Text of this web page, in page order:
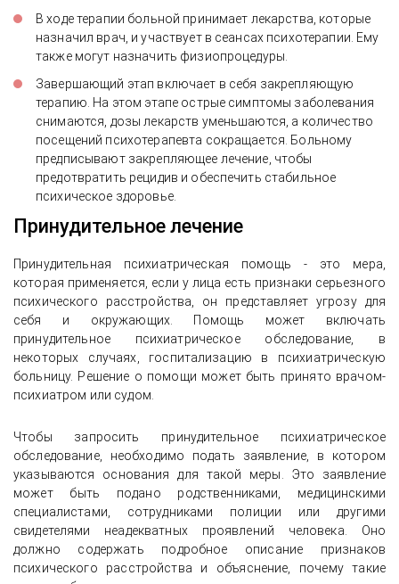
В ходе терапии больной принимает лекарства, которые
назначил врач, и участвует в сеансах психотерапии. Ему
также могут назначить физиопроцедуры.
Завершающий этап включает в себя закрепляющую
терапию. На этом этапе острые симптомы заболевания
снимаются, дозы лекарств уменьшаются, а количество
посещений психотерапевта сокращается. Больному
предписывают закрепляющее лечение, чтобы
предотвратить рецидив и обеспечить стабильное
психическое здоровье.
Принудительное лечение
Принудительная психиатрическая помощь - это мера,
которая применяется, если у лица есть признаки серьезного
психического расстройства, он представляет угрозу для
себя и окружающих. Помощь может включать
принудительное психиатрическое обследование, в
некоторых случаях, госпитализацию в психиатрическую
больницу. Решение о помощи может быть принято врачом-
психиатром или судом.
Чтобы запросить принудительное психиатрическое
обследование, необходимо подать заявление, в котором
указываются основания для такой меры. Это заявление
может быть подано родственниками, медицинскими
специалистами, сотрудниками полиции или другими
свидетелями неадекватных проявлений человека. Оно
должно содержать подробное описание признаков
психического расстройства и объяснение, почему такие